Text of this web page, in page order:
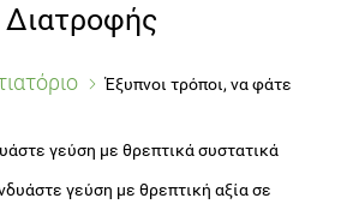
Έξυπνοι τρόποι, να φάτε
γεύση με θρεπτικά συστατικά
γεύση με θρεπτική αξία σε